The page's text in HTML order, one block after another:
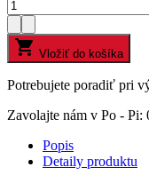
 Vložiť do košíka
Potrebujete poradiť pri
Zavolajte nám v Po - Pi:
Popis
Detaily produktu